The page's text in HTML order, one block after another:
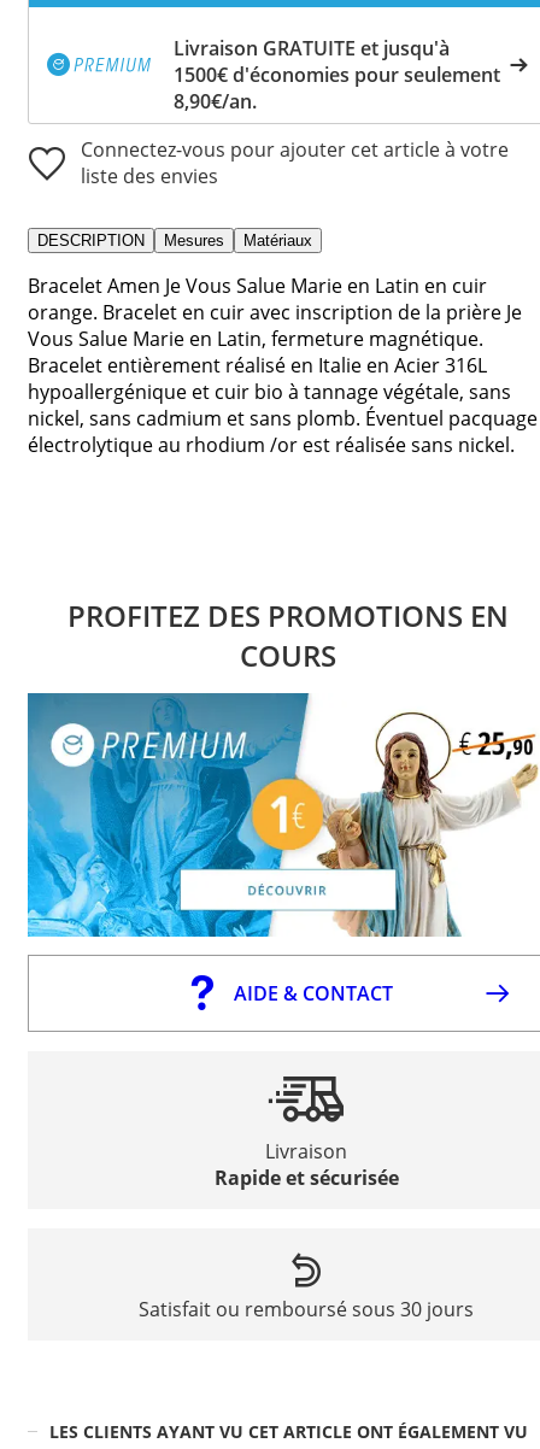
Livraison GRATUITE et jusqu'à
1500€ d'économies pour seulement
8,90€/an.
Connectez-vous pour ajouter cet article à votre
liste des envies
DESCRIPTION Mesures Matériaux
Bracelet Amen Je Vous Salue Marie en Latin en cuir
orange. Bracelet en cuir avec inscription de la prière Je
Vous Salue Marie en Latin, fermeture magnétique.
Bracelet entièrement réalisé en Italie en Acier 316L
hypoallergénique et cuir bio à tannage végétale, sans
nickel, sans cadmium et sans plomb. Éventuel pacquage
électrolytique au rhodium /or est réalisée sans nickel.
PROFITEZ DES PROMOTIONS EN
COURS
AIDE & CONTACT
Livraison
Rapide et sécurisée
Satisfait ou remboursé sous 30 jours
LES CLIENTS AYANT VU CET ARTICLE ONT ÉGALEMENT VU